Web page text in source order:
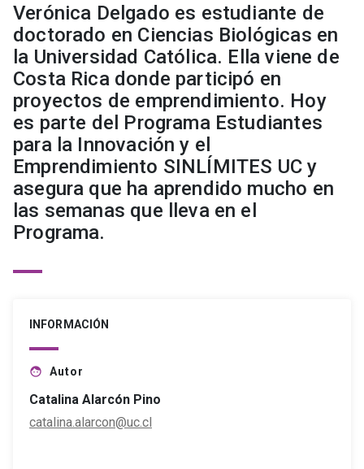
Verónica Delgado es estudiante de
doctorado en Ciencias Biológicas en
la Universidad Católica. Ella viene de
Costa Rica donde participó en
proyectos de emprendimiento. Hoy
es parte del Programa Estudiantes
para la Innovación y el
Emprendimiento SINLÍMITES UC y
asegura que ha aprendido mucho en
las semanas que lleva en el
Programa.
INFORMACIÓN
face Autor
Catalina Alarcón Pino
catalina.alarcon@uc.cl